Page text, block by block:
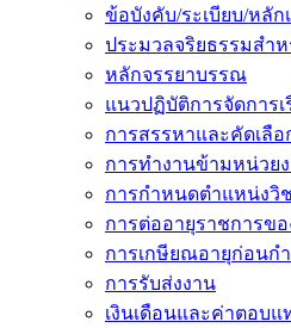
ข้อบังคับ/ระเบียบ/หลั
ประมวลจริยธรรมสำ
หลักจรรยาบรรณ
แนวปฏิบัติการจัดการ
การสรรหาและคัดเลื
การทำงานข้ามหน่วย
การกำหนดตำแหน่งวิ
การต่ออายุราชการข
การเกษียณอายุก่อนก
การรับส่งงาน
เงินเดือนและค่าตอบแ